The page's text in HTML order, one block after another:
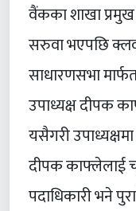
वैंकका शाखा प्रमुख
सरुवा भएपछि
साधारणसभा
उपाध्यक्ष दीपक
यसैगरी
दीपक काफ्लेलाई
पदाधिकारी भने